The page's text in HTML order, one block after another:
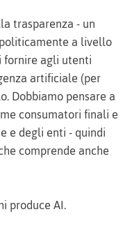
trasparenza - un
a livello
fornire agli utenti
artificiale (per
Dobbiamo pensare a
consumatori finali e
e degli enti - quindi
comprende anche
produce AI.